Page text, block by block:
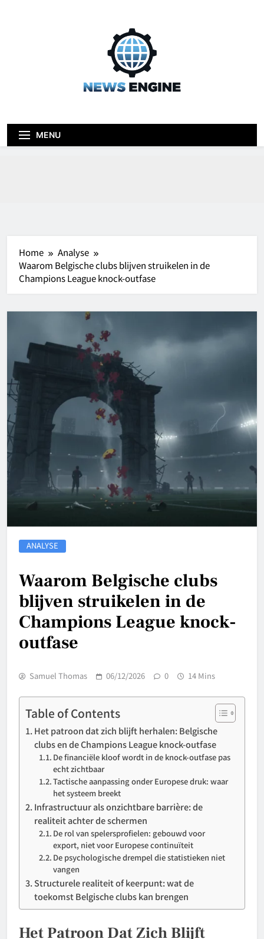
MENU
Home
Analyse
Waarom Belgische clubs blijven struikelen in de
Champions League knock-outfase
ANALYSE
Waarom Belgische clubs
blijven struikelen in de
Champions League knock-
outfase
Samuel Thomas 06/12/2026 0 14 Mins
Table of Contents
Het patroon dat zich blijft herhalen: Belgische
clubs en de Champions League knock-outfase
De financiële kloof wordt in de knock-outfase pas
echt zichtbaar
Tactische aanpassing onder Europese druk: waar
het systeem breekt
Infrastructuur als onzichtbare barrière: de
realiteit achter de schermen
De rol van spelersprofielen: gebouwd voor
export, niet voor Europese continuïteit
De psychologische drempel die statistieken niet
vangen
Structurele realiteit of keerpunt: wat de
toekomst Belgische clubs kan brengen
Het Patroon Dat Zich Blijft